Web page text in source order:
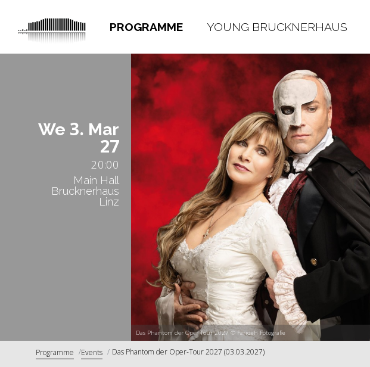
PROGRAMME YOUNG BRUCKNERHAUS
Das Phantom der Oper Tour 2027 © Farideh Fotografie
We 3. Mar
27
20:00
Main Hall
Brucknerhaus
Linz
Programme Events Das Phantom der Oper-Tour 2027 (03.03.2027)